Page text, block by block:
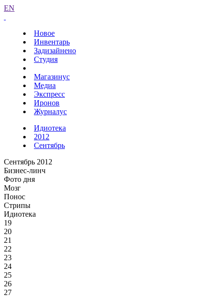
EN
Новое
Инвентарь
Задизайнено
Студия
Магазинус
Медиа
Экспресс
Иронов
Журналус
Идиотека
2012
Сентябрь
Сентябрь 2012
Бизнес-линч
Фото дня
Мозг
Понос
Стрипы
Идиотека
19
20
21
22
23
24
25
26
27